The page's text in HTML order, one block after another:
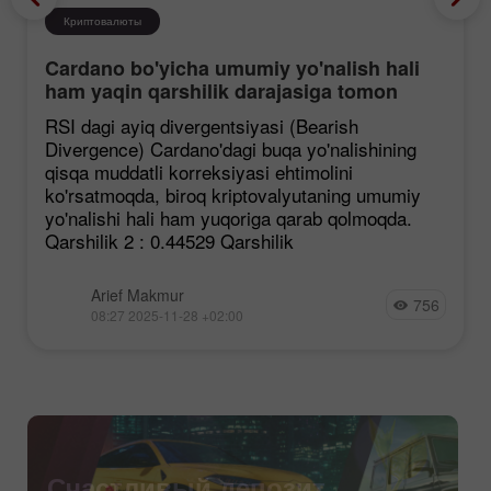
Криптовалюты
Cardano bo'yicha umumiy yo'nalish hali
ham yaqin qarshilik darajasiga tomon
mustahkamlanmoqda, garchi korreksiya
ehtimoli mavjud bo'lsa ham.
RSI dagi ayiq divergentsiyasi (Bearish
Divergence) Cardano'dagi buqa yo'nalishining
qisqa muddatli korreksiyasi ehtimolini
ko'rsatmoqda, biroq kriptovalyutaning umumiy
yo'nalishi hali ham yuqoriga qarab qolmoqda.
Qarshilik 2 : 0.44529 Qarshilik
Arief Makmur
08:27 2025-11-28 +02:00 756